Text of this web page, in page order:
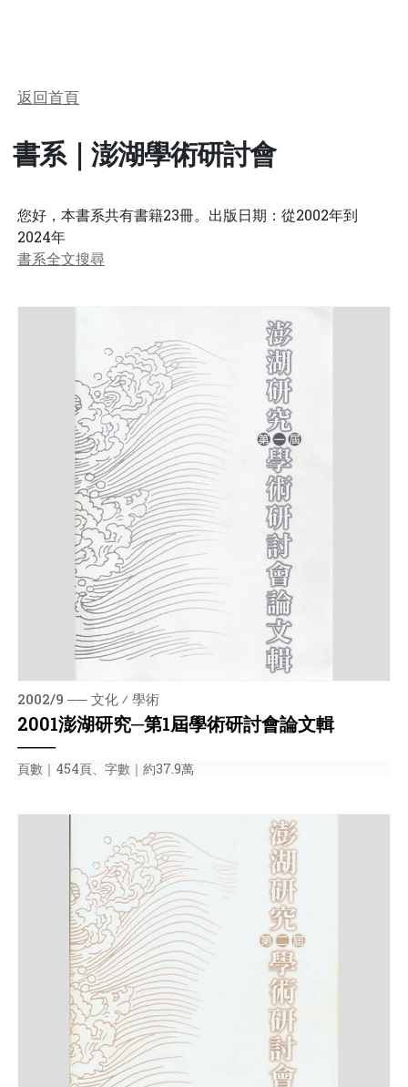
返回首頁
書系｜澎湖學術研討會
您好，本書系共有書籍23冊。出版日期：從2002年到
2024年
書系全文搜尋
2002/9 ── 文化 ⁄ 學術
2001澎湖研究─第1屆學術研討會論文輯
───
頁數｜454頁、字數｜約37.9萬